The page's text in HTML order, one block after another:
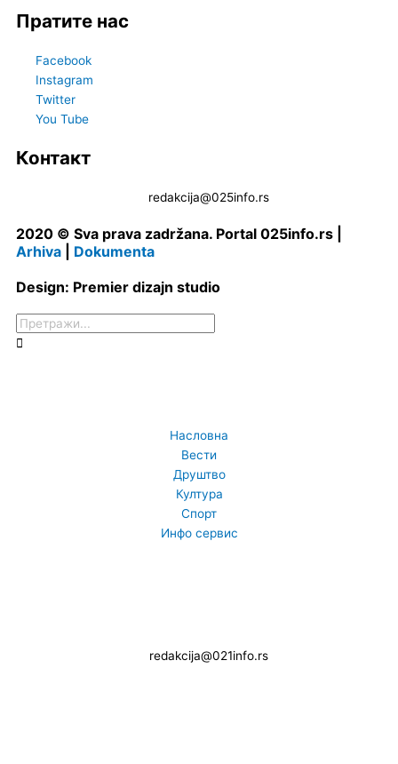
Пратите нас
Facebook
Instagram
Twitter
You Tube
Контакт
redakcija@025info.rs
2020 © Sva prava zadržana. Portal 025info.rs |
Arhiva
Dokumenta
Design: Premier dizajn studio
Претрага
Насловна
Вести
Друштво
Култура
Спорт
Инфо сервис
w o
redakcija@021info.rs